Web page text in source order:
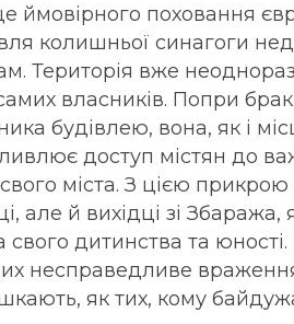
ймовірного поховання
колишньої синагоги
Територія вже
власників. Попри
будівлею, вона, як і
доступ містян до
міста. З цією
але й вихідці зі Збаража,
свого дитинства та
несправедливе
як тих, кому байдужа